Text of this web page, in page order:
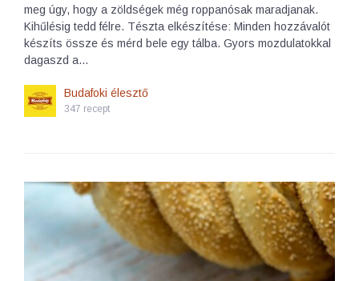
meg úgy, hogy a zöldségek még roppanósak maradjanak.
Kihűlésig tedd félre. Tészta elkészítése: Minden hozzávalót
készíts össze és mérd bele egy tálba. Gyors mozdulatokkal
dagaszd a…
Budafoki élesztő
347 recept